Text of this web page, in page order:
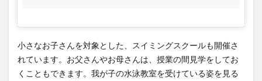
小さなお子さんを対象とした、スイミングスクールも開催さ
れています。お父さんやお母さんは、授業の間見学をしてお
くこともできます。我が子の水泳教室を受けている姿を見る